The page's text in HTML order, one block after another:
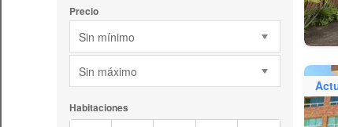
Precio
Sin mínimo
Sin máximo
Habitaciones